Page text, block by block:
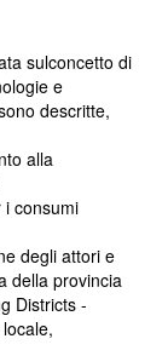
sulconcetto di
e
descritte,
alla
i consumi
degli attori e
della provincia
Districts -